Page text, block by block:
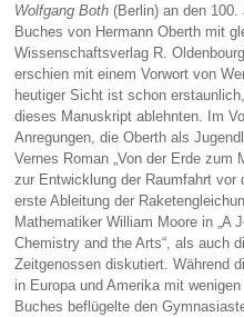
Wolfgang Both (Berlin) an den
Buches von Hermann Oberth mit
Wissenschaftsverlag R.
erschien mit einem Vorwort von
heutiger Sicht ist schon
dieses Manuskript ablehnten. Im
Anregungen, die Oberth als
Vernes Roman „Von der Erde zum
zur Entwicklung der Raumfahrt
erste Ableitung der
Mathematiker William Moore in „A
Chemistry and the Arts“, als auch
Zeitgenossen diskutiert. Während
in Europa und Amerika mit
Buches beflügelte den